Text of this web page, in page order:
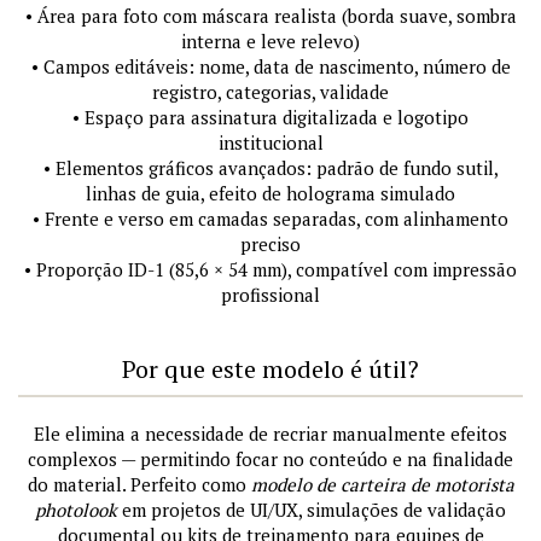
• Área para foto com máscara realista (borda suave, sombra
interna e leve relevo)
• Campos editáveis: nome, data de nascimento, número de
registro, categorias, validade
• Espaço para assinatura digitalizada e logotipo
institucional
• Elementos gráficos avançados: padrão de fundo sutil,
linhas de guia, efeito de holograma simulado
• Frente e verso em camadas separadas, com alinhamento
preciso
• Proporção ID-1 (85,6 × 54 mm), compatível com impressão
profissional
Por que este modelo é útil?
Ele elimina a necessidade de recriar manualmente efeitos
complexos — permitindo focar no conteúdo e na finalidade
do material. Perfeito como modelo de carteira de motorista
photolookem projetos de UI/UX, simulações de validação
documental ou kits de treinamento para equipes de